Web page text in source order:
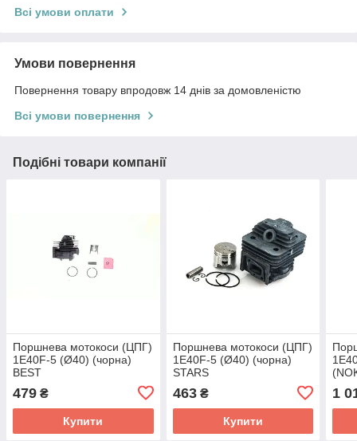
Всі умови оплати
Умови повернення
Повернення товару впродовж 14 днів за домовленістю
Всі умови повернення
Подібні товари компанії
Поршнева мотокоси (ЦПГ)
1E40F-5 (Ø40) (чорна)
BEST
479 ₴
Купити
Поршнева мотокоси (ЦПГ)
1E40F-5 (Ø40) (чорна)
STARS
463₴
Купити
1